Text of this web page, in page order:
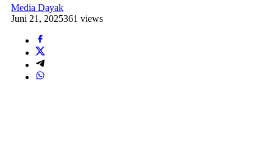
Media Dayak
Juni 21, 2025361 views